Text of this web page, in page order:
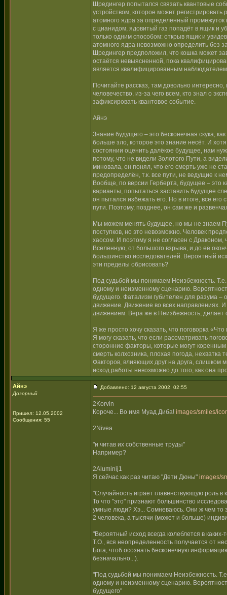
Шредингер попытался связать квантовые
устройством, которое может
атомного ядра за определённый промежуток
с цианидом, ядовитый газ попадёт в ящик и
только одним способом: открыв ящик и
атомного ядра невозможно определить без
Шредингер предположил, что кошка может
остаётся невыясненной, пока
является квалифицированным
Почитайте рассказ, там довольно
человечество, из-за чего всем, кто знал о
зафиксировать квантовое событие.
Айнэ
Знание будущего – это бесконечная скука,
больше зло, которое это знание несёт. И
состоянии оценить далёкое будущее, нам
потому, что не видели Золотого Пути, а
миновала, он понял, что его смерть уже не
предопределён, т.к. все пути, не ведущие к
Вообще, по версии Герберта, будущее – это
варианты, попытаться заставить будущее
он пытался избежать его. Но в итоге, все
пути. Поэтому, позднее, он сам же и
Мы можем менять будущее, но мы не знаем
поступков, но это невозможно. Человек
хаосом. И поэтому я не согласен с
Вселенную, от большого взрыва, и до её
большинство исследователей. Вероятный
эти пределы обрисовать?
Под судьбой мы понимаем Неизбежность.
одному и неизменному сценарию.
будущего. Фатализм губителен для разума –
движение. Движение во всех направлениях.
движением. Вера же в Неизбежность, делает
Я же просто хочу сказать, что поговорка
Я могу сказать, что если рассматривать
сторонние факторы, которые могут
смерть колхозника, плохая погода, нехватка
Факторов, влияющих друг на друга, слишком
исход работы невозможно до того, как она
Айнэ
Дозорный
Пришел: 12.05.2002
Сообщения: 55
Добавлено: 12 августа 2002, 02:55
2Korvin
Короче... Во имя Муад Диба! images/smiles/
2Nivea
"и читав их собственные труды"
Например?
2Aluminij1
Я сейчас как раз читаю "Дети Дюны" images/
"Случайность играет главенствующую роль
То что "это" признают большинство
умные люди? Хэ... Сомневаюсь. Они ж чем то
2 человека, а тысячи (может и больше)
"Вероятный исход всегда колеблется в
Т.О., вся неопределенность получается от
Бога, чтоб осознать бесконечную
безначально...).
"Под судьбой мы понимаем Неизбежность.
одному и неизменному сценарию.
будущего"